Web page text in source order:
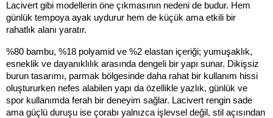
Lacivert gibi modellerin öne çıkmasının nedeni de budur. Hem
günlük tempoya ayak uydurur hem de küçük ama etkili bir
rahatlık alanı yaratır.
%80 bambu, %18 polyamid ve %2 elastan içeriği; yumuşaklık,
esneklik ve dayanıklılık arasında dengeli bir yapı sunar. Dikişsiz
burun tasarımı, parmak bölgesinde daha rahat bir kullanım hissi
oluştururken nefes alabilen yapı da özellikle yazlık, günlük ve
spor kullanımda ferah bir deneyim sağlar. Lacivert rengin sade
ama güçlü duruşu ise çorabı yalnızca işlevsel değil, stil açısından